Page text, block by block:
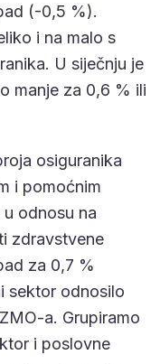
(-0,5 %).
i na malo s
U siječnju je
manje za 0,6 % ili
osiguranika
i pomoćnim
odnosu na
zdravstvene
za 0,7 %
sektor odnosilo
a. Grupiramo
i poslovne